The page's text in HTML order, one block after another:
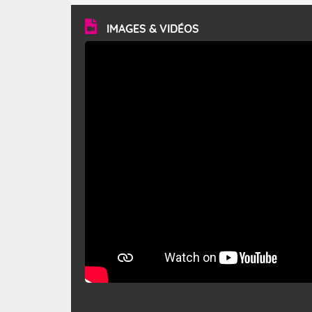
vitesse moyenne de 50 km/h et atteindre 80 à 100 km/h
en rafales, parfois davantage. Il parcourt la basse vallée
du Rhône et la Provence et envahit le littoral
méditerranéen à partir de la Camargue.
IMAGES & VIDÉOS